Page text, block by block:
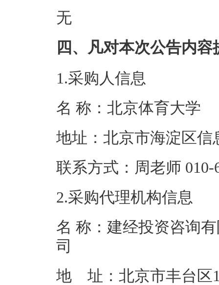
无
四、凡对本次公告内
1.采购人信息
名 称：北京体
地址：北京市
联系方式：周老
2.采购代理机构信息
名 称：建经投资咨询
地 址：北京市丰台区